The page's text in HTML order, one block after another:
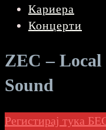
Кариера
Концерти
ZEC – Local
Sound
Регистирај тука